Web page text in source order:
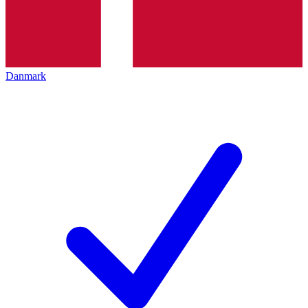
Danmark